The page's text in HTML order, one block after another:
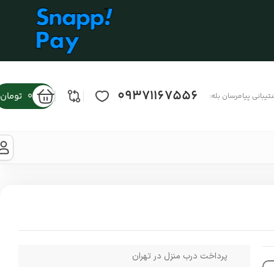
پیامرسان بله: 09371167556
0 تومان
پرداخت درب منزل در تهران